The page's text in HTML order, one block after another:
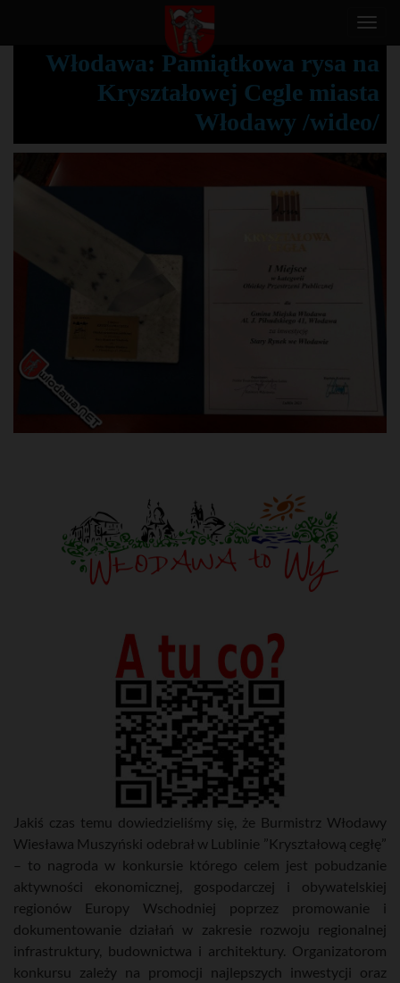
T
g
g
e
n
v
Włodawa: Pamiątkowa rysa na
Kryształowej Cegle miasta
Włodawy /wideo/
Jakiś czas temu dowiedzieliśmy się, że Burmistrz Włodawy
Wiesława Muszyński odebrał w Lublinie ”Kryształową cegłę”
– to nagroda w konkursie którego celem jest pobudzanie
aktywności ekonomicznej, gospodarczej i obywatelskiej
regionów Europy Wschodniej poprzez promowanie i
dokumentowanie działań w zakresie rozwoju regionalnej
infrastruktury, budownictwa i architektury. Organizatorom
konkursu zależy na promocji najlepszych inwestycji oraz